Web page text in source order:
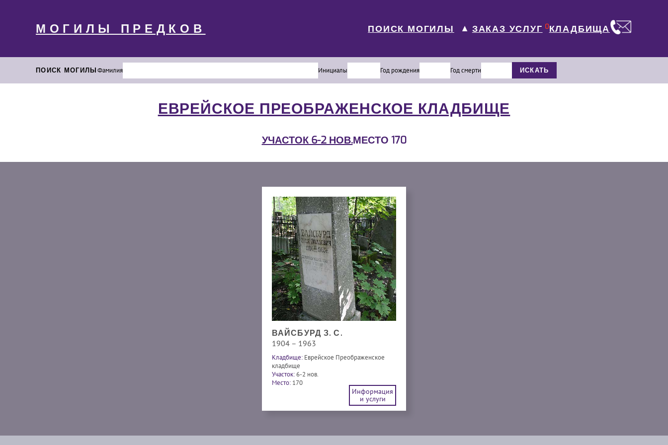
МОГИЛЫ ПРЕДКОВ ПОИСК МОГИЛЫ ▼ ЗАКАЗ УСЛУГ 0КЛАДБИЩА
ПОИСК МОГИЛЫФамилия Инициалы Год рождения Год смерти ИСКАТЬ
ЕВРЕЙСКОЕ ПРЕОБРАЖЕНСКОЕ КЛАДБИЩЕ
УЧАСТОК 6-2 НОВ.МЕСТО 170
ВАЙСБУРД З. С.
1904 – 1963
Кладбище: Еврейское Преображенское
кладбище
Участок:6-2 нов.
Место: 170
Информация
и услуги